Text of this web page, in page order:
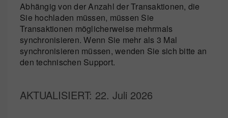
Abhängig von der Anzahl der Transaktionen, die
Sie hochladen müssen, müssen Sie
Transaktionen möglicherweise mehrmals
synchronisieren. Wenn Sie mehr als 3 Mal
synchronisieren müssen, wenden Sie sich bitte an
den technischen Support.
AKTUALISIERT: 22. Juli 2026